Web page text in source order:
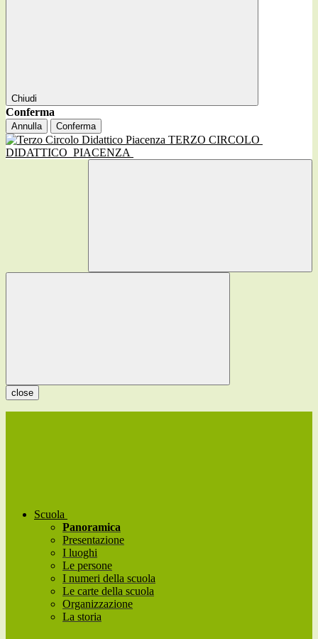
Chiudi
Conferma
Annulla Conferma
TERZO CIRCOLO
DIDATTICO PIACENZA
close
Scuola
Panoramica
Presentazione
I luoghi
Le persone
I numeri della scuola
Le carte della scuola
Organizzazione
La storia